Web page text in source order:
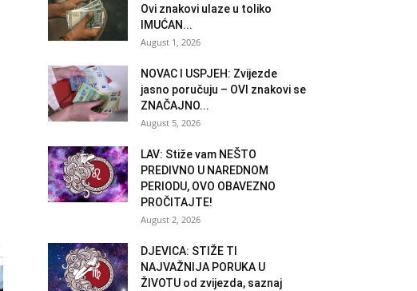
Ovi znakovi ulaze u toliko
IMUĆAN...
August 1, 2026
NOVAC I USPJEH: Zvijezde
jasno poručuju – OVI znakovi se
ZNAČAJNO...
August 5, 2026
LAV: Stiže vam NEŠTO
PREDIVNO U NAREDNOM
PERIODU, OVO OBAVEZNO
PROČITAJTE!
August 2, 2026
DJEVICA: STIŽE TI
NAJVAŽNIJA PORUKA U
ŽIVOTU od zvijezda, saznaj